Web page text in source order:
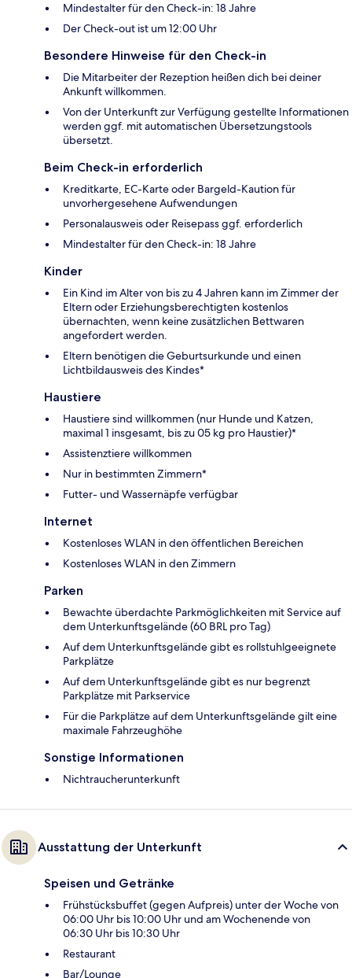
Mindestalter für den Check-in: 18 Jahre
Der Check-out ist um 12:00 Uhr
Besondere Hinweise für den Check-in
Die Mitarbeiter der Rezeption heißen dich bei deiner
Ankunft willkommen.
Von der Unterkunft zur Verfügung gestellte Informationen
werden ggf. mit automatischen Übersetzungstools
übersetzt.
Beim Check-in erforderlich
Kreditkarte, EC-Karte oder Bargeld-Kaution für
unvorhergesehene Aufwendungen
Personalausweis oder Reisepass ggf. erforderlich
Mindestalter für den Check-in: 18 Jahre
Kinder
Ein Kind im Alter von bis zu 4 Jahren kann im Zimmer der
Eltern oder Erziehungsberechtigten kostenlos
übernachten, wenn keine zusätzlichen Bettwaren
angefordert werden.
Eltern benötigen die Geburtsurkunde und einen
Lichtbildausweis des Kindes*
Haustiere
Haustiere sind willkommen (nur Hunde und Katzen,
maximal 1 insgesamt, bis zu 05 kg pro Haustier)*
Assistenztiere willkommen
Nur in bestimmten Zimmern*
Futter- und Wassernäpfe verfügbar
Internet
Kostenloses WLAN in den öffentlichen Bereichen
Kostenloses WLAN in den Zimmern
Parken
Bewachte überdachte Parkmöglichkeiten mit Service auf
dem Unterkunftsgelände (60 BRL pro Tag)
Auf dem Unterkunftsgelände gibt es rollstuhlgeeignete
Parkplätze
Auf dem Unterkunftsgelände gibt es nur begrenzt
Parkplätze mit Parkservice
Für die Parkplätze auf dem Unterkunftsgelände gilt eine
maximale Fahrzeughöhe
Sonstige Informationen
Nichtraucherunterkunft
Ausstattung der Unterkunft
Speisen und Getränke
Frühstücksbuffet (gegen Aufpreis) unter der Woche von
06:00 Uhr bis 10:00 Uhr und am Wochenende von
06:30 Uhr bis 10:30 Uhr
Restaurant
Bar/Lounge